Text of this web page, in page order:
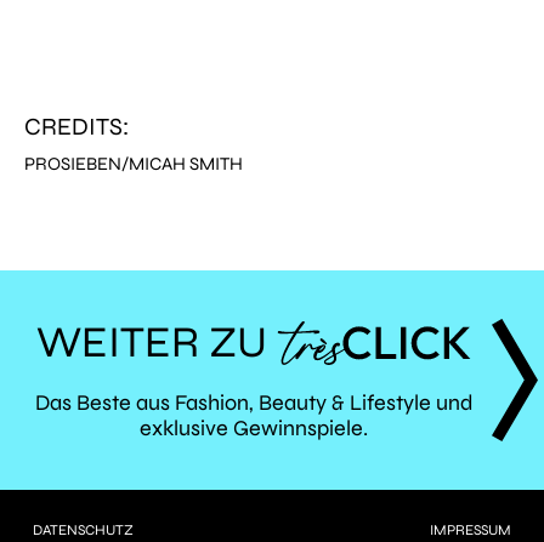
CREDITS:
PROSIEBEN/MICAH SMITH
WEITER ZU
TRÈS
CLICK
Das Beste aus Fashion, Beauty & Lifestyle und
exklusive Gewinnspiele.
DATENSCHUTZ IMPRESSUM